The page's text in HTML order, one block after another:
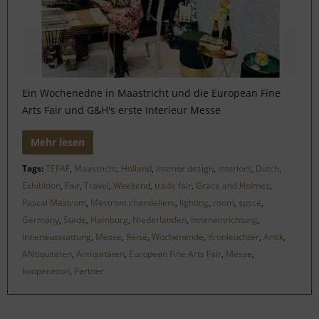
Ein Wochenedne in Maastricht und die European Fine
Arts Fair und G&H's erste Interieur Messe
Mehr lesen
Tags:TEFAF, Maastricht, Holland, Interior design, interiors, Dutch,
Exhibition, Fair, Travel, Weekend, trade fair, Grace and Holmes,
Pascal Mestrom, Mestrom chandeliers, lighting, room, spsce,
Germany, Stade, Hamburg, Niederlanden, Inneneinrichtung,
Innenausstattung, Messe, Reise, Wochenende, Kronleuchter, Antik,
ANtiquitäten, Antiquitäten, European Fine Arts Fair, Messe,
kooperation, Partner